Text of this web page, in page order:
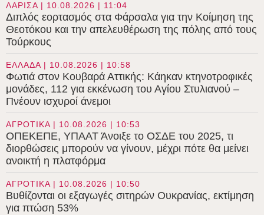
ΛΑΡΙΣΑ | 10.08.2026 | 11:04
Διπλός εορτασμός στα Φάρσαλα για την Κοίμηση της
Θεοτόκου και την απελευθέρωση της πόλης από τους
Τούρκους
ΕΛΛΑΔΑ | 10.08.2026 | 10:58
Φωτιά στον Κουβαρά Αττικής: Κάηκαν κτηνοτροφικές
μονάδες, 112 για εκκένωση του Αγίου Στυλιανού –
Πνέουν ισχυροί άνεμοι
ΑΓΡΟΤΙΚΑ | 10.08.2026 | 10:53
ΟΠΕΚΕΠΕ, ΥΠΑΑΤ Άνοιξε το ΟΣΔΕ του 2025, τι
διορθώσεις μπορούν να γίνουν, μέχρι πότε θα μείνει
ανοικτή η πλατφόρμα
ΑΓΡΟΤΙΚΑ | 10.08.2026 | 10:50
Βυθίζονται οι εξαγωγές σιτηρών Ουκρανίας, εκτίμηση
για πτώση 53%